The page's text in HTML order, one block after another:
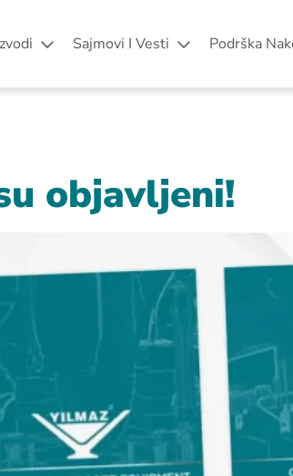
Sajmovi I Vesti Podrška
objavljeni!